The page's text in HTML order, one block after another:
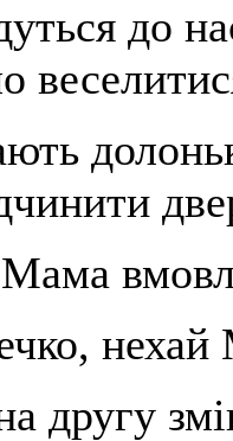
до
другу